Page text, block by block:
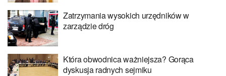
Zatrzymania wysokich urzędników w
zarządzie dróg
Która obwodnica ważniejsza? Gorąca
dyskusja radnych sejmiku